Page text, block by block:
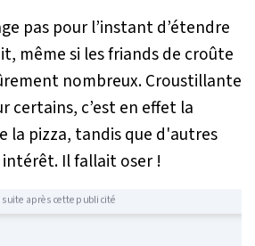
pas pour l’instant d’étendre
même si les friands de croûte
nombreux. Croustillante
certains, c’est en effet la
la pizza, tandis que d'autres
Il fallait oser !
suite après cette publicité